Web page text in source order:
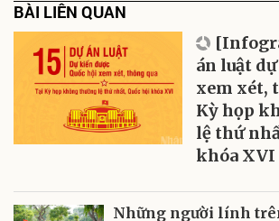
BÀI LIÊN QUAN
án luật
xem xét,
Kỳ họp
lệ thứ
khóa XVI
Những người lính